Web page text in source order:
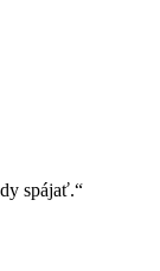
spájať.“